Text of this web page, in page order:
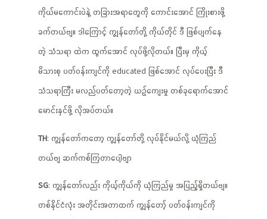
ကိုယ်မကောင်းပဲနဲ့ တခြားအရာတွေကို ကောင်းအောင် ကြိုးစားဖို့
ခက်တယ်ဗျ။ ဒါကြောင့် ကျွန်တော်တို့ ကိုယ်တိုင် ဒီ ဖြစ်ပျက်နေ
တဲ့ သံသရာ ထဲက ထွက်အောင် လုပ်ဖို့လိုတယ်။ ပြီးမှ ကိုယ့်
မိသားစု ပတ်ဝန်းကျင်ကို educated ဖြစ်အောင် လုပ်ပေးပြီး ဒီ
သံသရာကြီး မလည်ပတ်တော့တဲ့ ယဉ်ကျေးမှု တစ်ခုရောက်အောင်
မောင်းနှင်ဖို့ လိုအပ်တယ်။
TH: ကျွန်တော်ကတော့ ကျွန်တော်တို့ လုပ်နိုင်မယ်လို့ ယုံကြည်
တယ်ဗျ ဆက်ကစ်ကြတာပေါ့ဗျာ
SG: ကျွန်တော်လည်း ကိုယ့်ကိုယ်ကို ယုံကြည်မှု အပြည့်ရှိတယ်ဗျ။
တစ်နိုင်ငံလုံး အတိုင်းအတာထက် ကျွန်တော့် ပတ်ဝန်းကျင်ကို